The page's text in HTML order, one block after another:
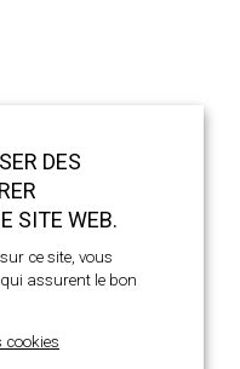
DES
SITE WEB.
ce site, vous
assurent le bon
cookies